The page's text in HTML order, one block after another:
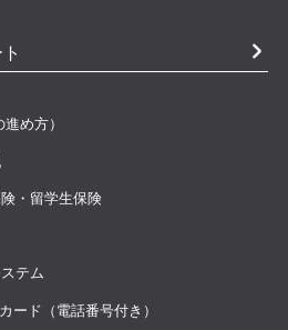
め方）
・留学生保険
テム
ード（電話番号付き）